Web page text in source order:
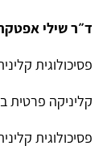
ד״ר שילי
פסיכולוגית
קליניקה פרטית
פסיכולוגית